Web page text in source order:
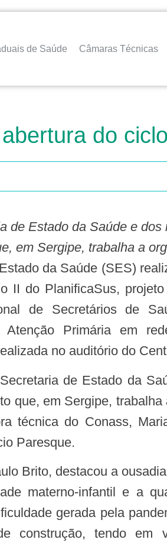
de Saúde Câmaras Técnicas
do
de Estado da Saúde e
em Sergipe, trabalha a
da Saúde (SES)
II do PlanificaSus,
de Secretários de
Atenção Primária em
no auditório do
que, em Sergipe,
técnica do Conass,
Paresque.
materno-infantil e a
gerada pela
construção, tendo